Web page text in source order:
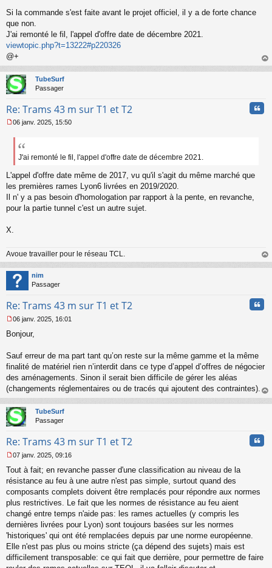
s
g
e
n
o
l
u
Si la commande s'est faite avant le projet officiel, il y a de forte chance
que non.
J'ai remonté le fil, l'appel d'offre date de décembre 2021.
viewtopic.php?t=13222#p220326
@+
au
TubeSurf
Passager
Re: Trams 43 m sur T1 et T2
e
a
g
e
o
n
06 janv. 2025, 15:50
J'ai remonté le fil, l'appel d'offre date de décembre 2021.
L'appel d'offre date même de 2017, vu qu'il s'agit du même marché que
les premières rames Lyon6 livrées en 2019/2020.
Il n' y a pas besoin d'homologation par rapport à la pente, en revanche,
pour la partie tunnel c'est un autre sujet.
X.
Avoue travailler pour le réseau TCL.
au
nim
Passager
Re: Trams 43 m sur T1 et T2
e
s
g
e
n
o
n
l
u
06 janv. 2025, 16:01
Bonjour,
Sauf erreur de ma part tant qu’on reste sur la même gamme et la même
finalité de matériel rien n’interdit dans ce type d’appel d’offres de négocier
des aménagements. Sinon il serait bien difficile de gérer les aléas
(changements réglementaires ou de tracés qui ajoutent des contraintes).
au
TubeSurf
Passager
Re: Trams 43 m sur T1 et T2
e
s
s
g
e
n
o
n
l
u
07 janv. 2025, 09:16
Tout à fait; en revanche passer d'une classification au niveau de la
résistance au feu à une autre n'est pas simple, surtout quand des
composants complets doivent être remplacés pour répondre aux normes
plus restrictives. Le fait que les normes de résistance au feu aient
changé entre temps n'aide pas: les rames actuelles (y compris les
dernières livrées pour Lyon) sont toujours basées sur les normes
'historiques' qui ont été remplacées depuis par une norme européenne.
Elle n'est pas plus ou moins stricte (ça dépend des sujets) mais est
difficilement transposable: ce qui fait que derrière, pour permettre de faire